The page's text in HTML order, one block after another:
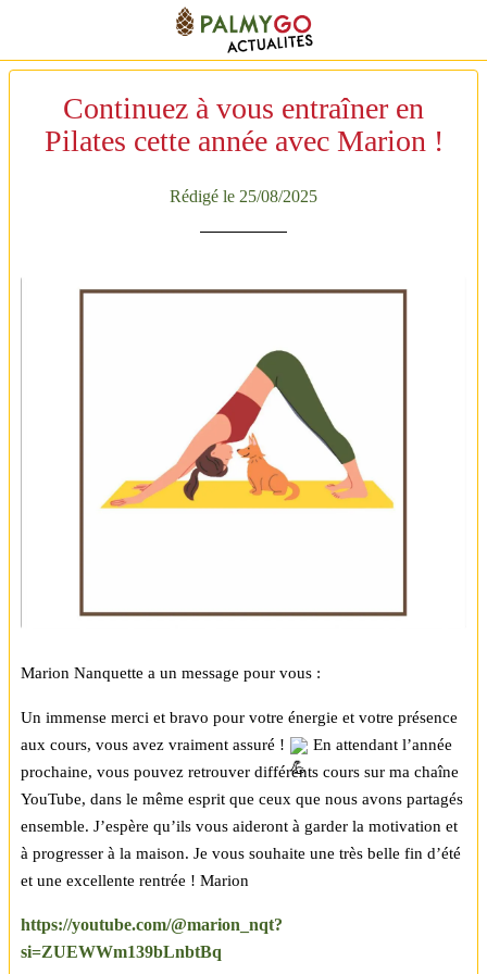
Continuez à vous entraîner en
Pilates cette année avec Marion !
Rédigé le 25/08/2025
Marion Nanquette a un message pour vous :
Un immense merci et bravo pour votre énergie et votre présence
aux cours, vous avez vraiment assuré !
En attendant l’année
prochaine, vous pouvez retrouver différents cours sur ma chaîne
YouTube, dans le même esprit que ceux que nous avons partagés
ensemble. J’espère qu’ils vous aideront à garder la motivation et
à progresser à la maison. Je vous souhaite une très belle fin d’été
et une excellente rentrée ! Marion
https://youtube.com/@marion_nqt?
si=ZUEWWm139bLnbtBq